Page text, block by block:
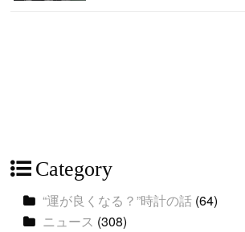
Category
“運が良くなる？”時計の話 (64)
ニュース (308)